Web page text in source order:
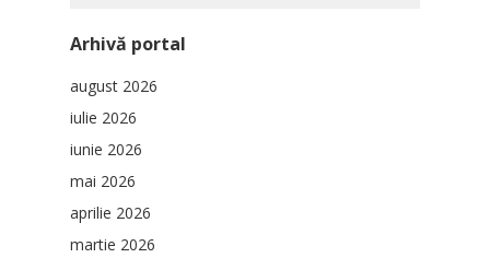
Arhivă portal
august 2026
iulie 2026
iunie 2026
mai 2026
aprilie 2026
martie 2026